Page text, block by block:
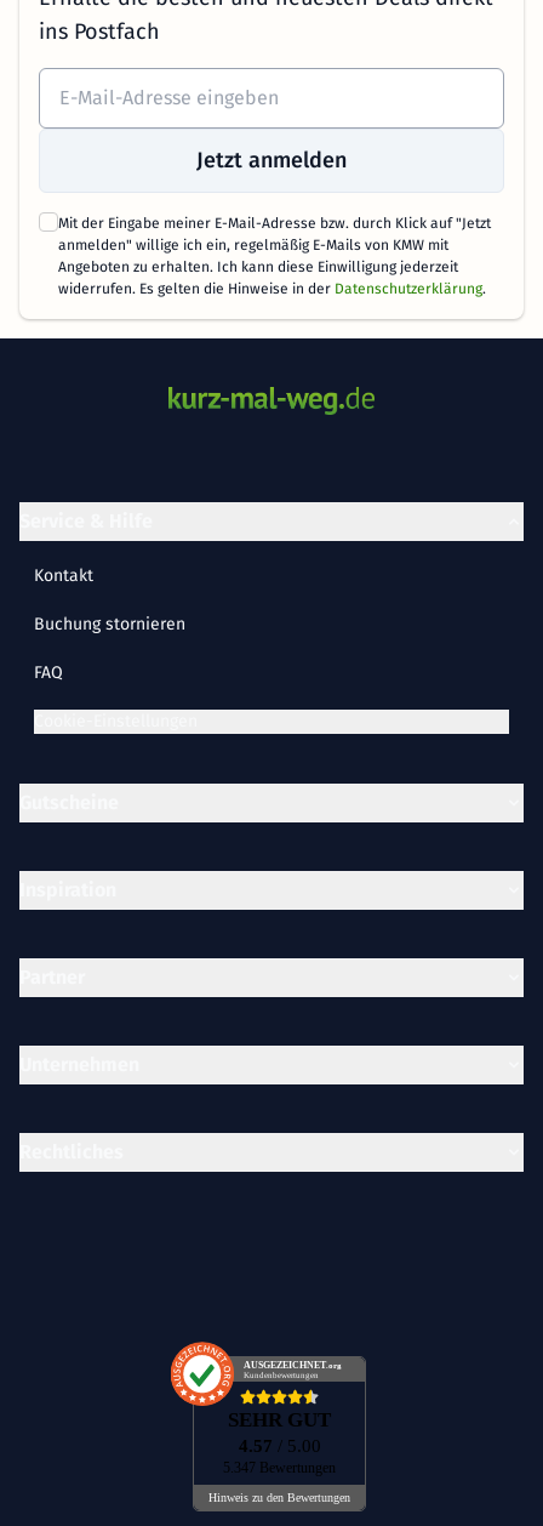
ins Postfach
Jetzt anmelden
Mit der Eingabe meiner E-Mail-Adresse bzw. durch Klick auf "Jetzt
anmelden" willige ich ein, regelmäßig E-Mails von KMW mit
Angeboten zu erhalten. Ich kann diese Einwilligung jederzeit
widerrufen. Es gelten die Hinweise in der Datenschutzerklärung.
AUSGEZEICHNET .org
Kundenbewertungen
SEHR GUT
4.57 / 5.00
5.347 Bewertungen
Hinweis zu den Bewertungen
Kontakt
Buchung stornieren
FAQ